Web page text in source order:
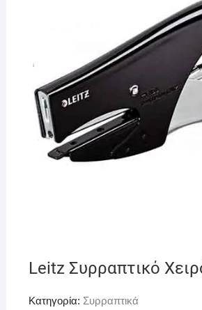
Leitz Συρραπτικό
Κατηγορία: Συρραπτικά